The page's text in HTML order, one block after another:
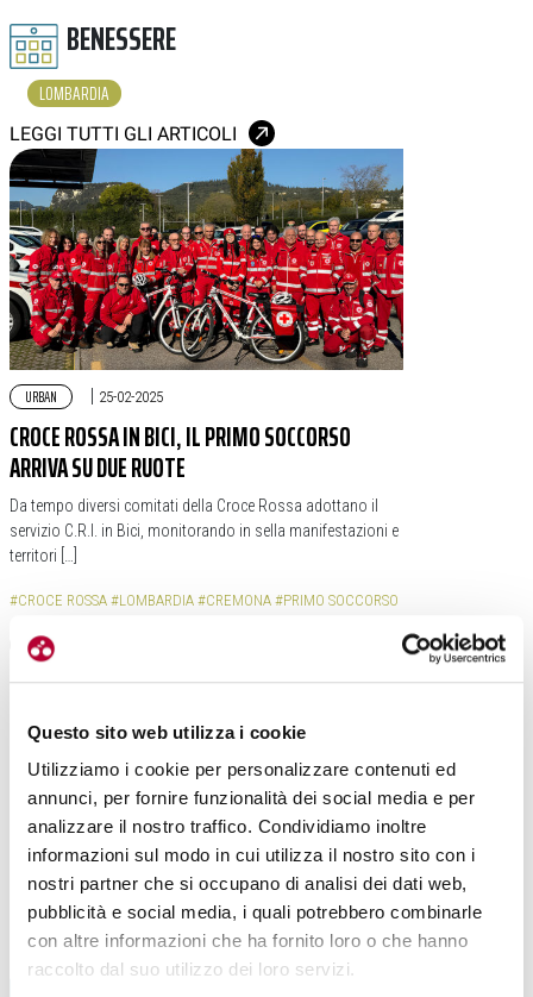
Questo sito web utilizza i cookie
Utilizziamo i cookie per personalizzare contenuti ed
annunci, per fornire funzionalità dei social media e per
analizzare il nostro traffico. Condividiamo inoltre
informazioni sul modo in cui utilizza il nostro sito con i
nostri partner che si occupano di analisi dei dati web,
pubblicità e social media, i quali potrebbero combinarle
con altre informazioni che ha fornito loro o che hanno
raccolto dal suo utilizzo dei loro servizi.
BENESSERE
LOMBARDIA
LEGGI TUTTI GLI ARTICOLI
URBAN 25-02-2025
CROCE ROSSA IN BICI, IL PRIMO SOCCORSO
ARRIVA SU DUE RUOTE
Da tempo diversi comitati della Croce Rossa adottano il
servizio C.R.I. in Bici, monitorando in sella manifestazioni e
territori […]
#CROCE ROSSA #LOMBARDIA #CREMONA #PRIMO SOCCORSO